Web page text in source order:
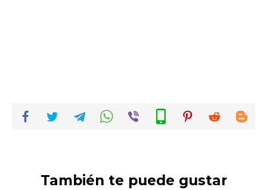
También te puede gustar